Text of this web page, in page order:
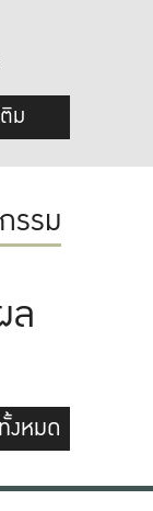
ม
รรม
ล
งหมด